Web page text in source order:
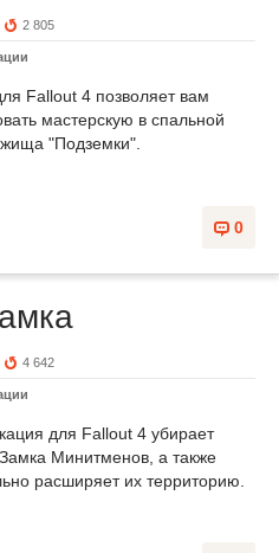
2 805
Fallout 4 позволяет вам
мастерскую в спальной
"Подземки".
0
4 642
для Fallout 4 убирает
Замка Минитменов, а также
расширяет их территорию.